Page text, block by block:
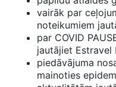
vairāk par
noteikumiem
par COVID
jautājiet Estravel
piedāvājuma
mainoties